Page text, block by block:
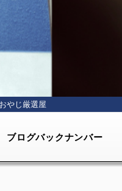
やじ厳選屋
ブログバックナンバー